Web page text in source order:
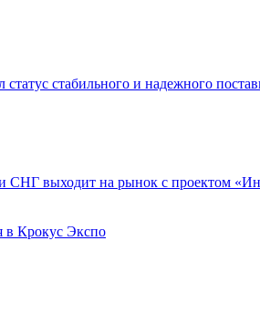
стабильного и надежного
СНГ выходит на рынок с проектом
в Крокус Экспо